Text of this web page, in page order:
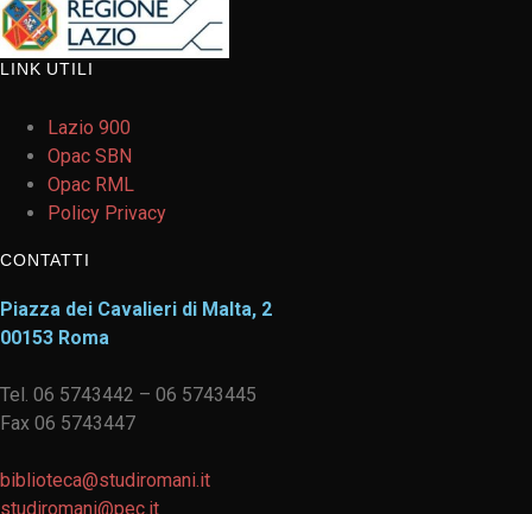
LINK UTILI
Lazio 900
Opac SBN
Opac RML
Policy Privacy
CONTATTI
Piazza dei Cavalieri di Malta, 2
00153 Roma
Tel. 06 5743442 – 06 5743445
Fax 06 5743447
biblioteca@studiromani.it
studiromani@pec.it